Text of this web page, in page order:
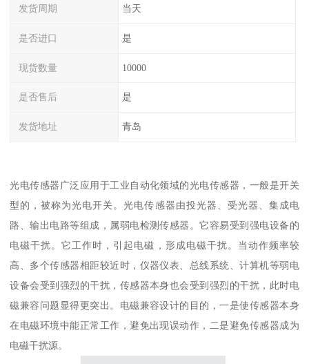
发货周期 当天
是否进口 是
现货数量 10000
是否售后 是
发货地址 青岛
光电传感器广泛应用于工业自动化领域的光电传感器，一般是开关
型的，被称为光电开关。光电传感器由投光器、受光器、集成电
路、输出电路等组成，属弱电检测传感器。它容易受到强电设备的
电磁干扰。它工作时，引起电磁，形成电磁干扰。当动作频率较
高、多个传感器相距较近时，仪器仪表、总线系统、计算机等弱电
设备会受到强烈的干扰，传感器本身也会受到强烈的干扰，此时电
磁兼容问题显得更突出。电磁兼容设计的目的，一是使传感器本身
在电磁环境中能正常工作，避免出现误动作，二是避免传感器成为
电磁干扰源。